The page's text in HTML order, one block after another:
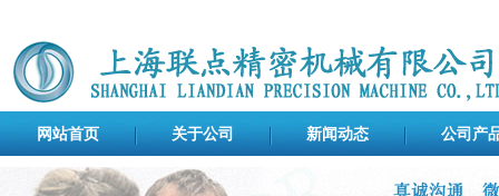
网站首页 关于公司 新闻动态 公司产